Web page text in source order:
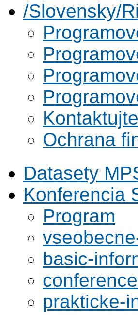
/Slovensky/
Ochrana
Datasety
Konferencia
Program
basic-
prakticke-